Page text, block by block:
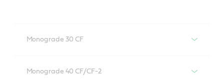
Monograde 30 CF
Monograde 40 CF/CF-2